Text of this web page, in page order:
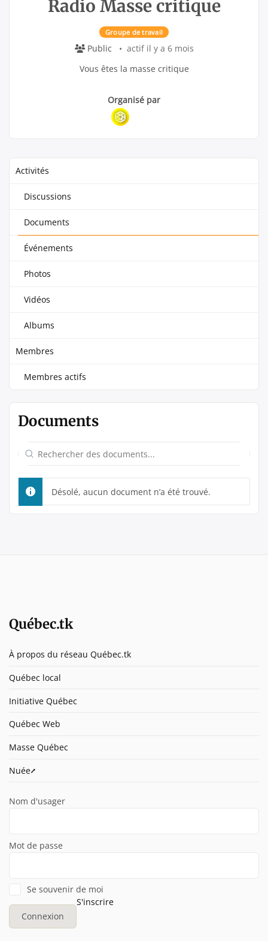
Radio Masse critique
Groupe de travail
Public
actif il y a 6 mois
Vous êtes la masse critique
Groupe
Parent
Groupe
Organisateurs
Organisé par
Activités
Discussions
Documents
Événements
Photos
Vidéos
Albums
Membres
Membres actifs
Documents
Rechercher
des
documents...
Désolé, aucun document n’a été trouvé.
Québec.tk
À propos du réseau Québec.tk
Québec local
Initiative Québec
Québec Web
Masse Québec
Nuée⭧
Nom d'usager
Mot de passe
Se souvenir de moi
S'inscrire